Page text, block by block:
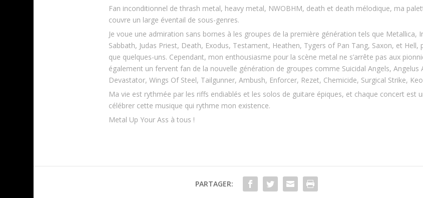
Fan inconditionnel de thrash metal, heavy metal, NWOBHM, death et death mélodique, ma
couvre un large éventail de sous-genres.
Je voue une admiration sans bornes à les groupes de la première génération tels que Metallica,
Sabbath, Judas Priest, Death, Exodus, Testament, Heathen, Tygers of Pan Tang, Saxon, et Hell,
que quelques-uns. Cependant, mon enthousiasme pour la scène metal ne s’arrête pas aux
également un fervent fan de la nouvelle génération de groupes comme Suicidal Angels, Angelus
Devastator, Wings Of Steel, Tailgunner, Ambush, Enforcer, Rezet, Chemicide, Surgical Strike,
Ma vie est rythmée par les riffs endiablés et les solos de guitare épiques, et chaque concert est
célébrer cette musique qui rythme mon existence.
Metal Up Your Ass à tous !
PARTAGER: